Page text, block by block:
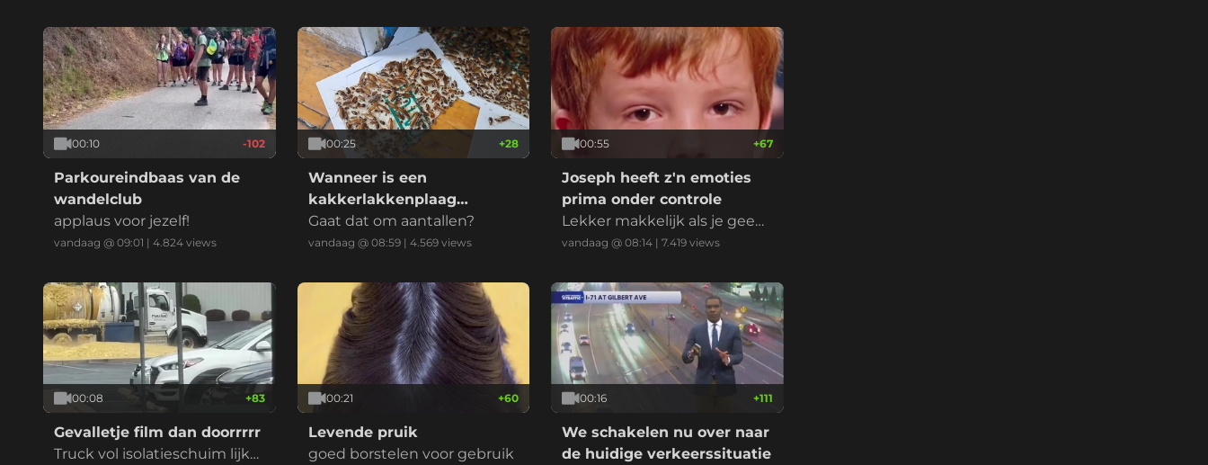
00:10 -102
Parkoureindbaas van de
wandelclub
applaus voor jezelf!
vandaag @ 09:01 | 4.824 views
00:25 +28
Wanneer is een
kakkerlakkenplaag
officieel een
kakkerlakkenplaag?
Gaat dat om aantallen?
vandaag @ 08:59| 4.569views
00:55 +67
Joseph heeft z'n emoties
prima onder controle
Lekker makkelijk als je geen
ziel hebt natuurlijk
vandaag @ 08:14 |7.419 views
00:08 +83
Gevalletje film dan doorrrrr
Truck vol isolatieschuim lijkt l
00:21 +60
Levende pruik
goed borstelen voor gebruik
00:16 +111
We schakelen nu over naar
de huidige verkeerssituatie